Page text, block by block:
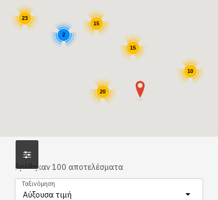
15
15
10
20
23
2
Βρέθηκαν 100 αποτελέσματα
Αύξουσα τιμή
Ταξινόμηση